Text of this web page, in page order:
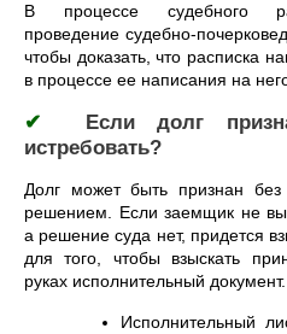
В процессе судебного
проведение судебно-
чтобы доказать, что расписка
в процессе ее написания на
✔ Если долг
истребовать?
Долг может быть признан
решением. Если заемщик не
а решение суда нет, придется
для того, чтобы взыскать
руках исполнительный
Исполнительный